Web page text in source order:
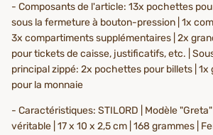
- Composants de l'article: 13x pochettes
sous la fermeture à bouton-pression | 1x
3x compartiments supplémentaires | 2x
pour tickets de caisse, justificatifs, etc. |
principal zippé: 2x pochettes pour billets |
pour la monnaie
- Caractéristiques: STILORD | Modèle
véritable | 17 x 10 x 2,5 cm | 168 grammes |